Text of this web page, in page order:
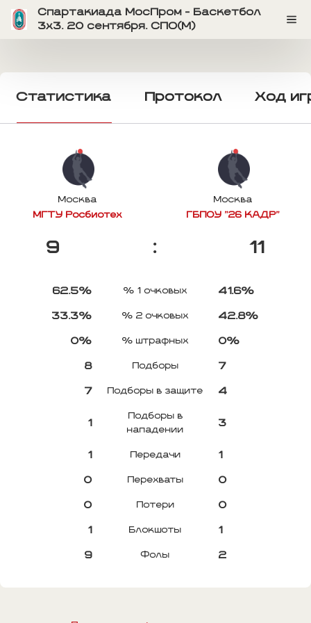
Спартакиада МосПром - Баскетбол
3х3. 20 сентября. СПО(M)
Статистика Протокол Ход
Москва
МГТУ Росбиотех
Москва
ГБПОУ "26 КАДР"
9 : 11
62.5% % 1 очковых 41.6%
33.3% % 2 очковых 42.8%
0% % штрафных 0%
8 Подборы 7
7 Подборы в защите 4
1
Подборы в
нападении
3
1 Передачи 1
0 Перехваты 0
0 Потери 0
1 Блокшоты 1
9 Фолы 2